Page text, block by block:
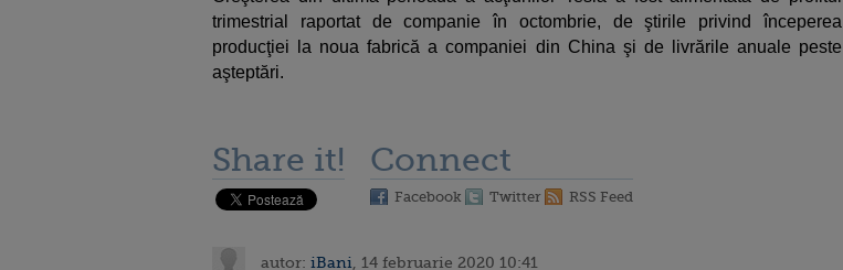
trimestrial raportat de companie în octombrie, de ştirile privind începerea
producţiei la noua fabrică a companiei din China şi de livrările anuale peste
aşteptări.
Share it! Connect
Facebook Twitter RSS Feed
autor: iBani , 14 februarie 2020 10:41